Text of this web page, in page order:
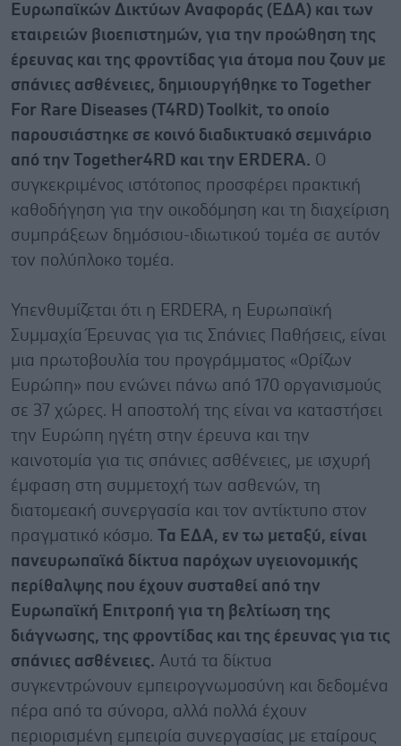
Ευρωπαϊκών Δικτύων Αναφοράς (ΕΔΑ) και των
εταιρειών βιοεπιστημών, για την προώθηση της
έρευνας και της φροντίδας για άτομα που ζουν με
σπάνιες ασθένειες, δημιουργήθηκε το Together
For Rare Diseases (T4RD) Toolkit, το οποίο
παρουσιάστηκε σε κοινό διαδικτυακό σεμινάριο
από την Together4RD και την ERDERA. Ο
συγκεκριμένος ιστότοπος προσφέρει πρακτική
καθοδήγηση για την οικοδόμηση και τη διαχείριση
συμπράξεων δημόσιου-ιδιωτικού τομέα σε αυτόν
τον πολύπλοκο τομέα.
Υπενθυμίζεται ότι η ERDERA, η Ευρωπαϊκή
Συμμαχία Έρευνας για τις Σπάνιες Παθήσεις, είναι
μια πρωτοβουλία του προγράμματος «Ορίζων
Ευρώπη» που ενώνει πάνω από 170 οργανισμούς
σε 37 χώρες. Η αποστολή της είναι να καταστήσει
την Ευρώπη ηγέτη στην έρευνα και την
καινοτομία για τις σπάνιες ασθένειες, με ισχυρή
έμφαση στη συμμετοχή των ασθενών, τη
διατομεακή συνεργασία και τον αντίκτυπο στον
πραγματικό κόσμο. Τα ΕΔΑ, εν τω μεταξύ, είναι
πανευρωπαϊκά δίκτυα παρόχων υγειονομικής
περίθαλψης που έχουν συσταθεί από την
Ευρωπαϊκή Επιτροπή για τη βελτίωση της
διάγνωσης, της φροντίδας και της έρευνας για τις
σπάνιες ασθένειες. Αυτά τα δίκτυα
συγκεντρώνουν εμπειρογνωμοσύνη και δεδομένα
πέρα από τα σύνορα, αλλά πολλά έχουν
περιορισμένη εμπειρία συνεργασίας με εταίρους